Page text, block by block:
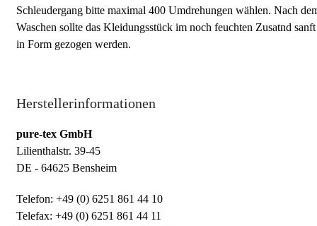
Schleudergang bitte maximal 400 Umdrehungen wählen. Nach
Waschen sollte das Kleidungsstück im noch feuchten Zusatnd sanft
in Form gezogen werden.
Herstellerinformationen
pure-tex GmbH
Lilienthalstr. 39-45
DE - 64625 Bensheim
Telefon: +49 (0) 6251 861 44 10
Telefax: +49 (0) 6251 861 44 11